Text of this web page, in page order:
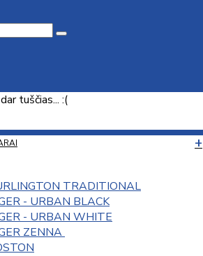
tuščias... :(
TRADITIONAL
- URBAN BLACK
- URBAN WHITE
ZENNA